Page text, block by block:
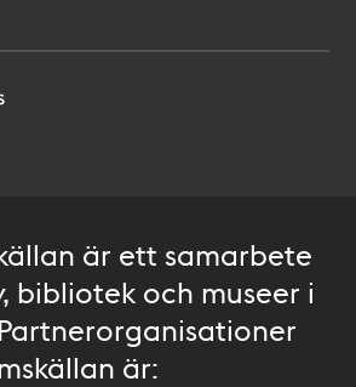
är ett samarbete
bibliotek och museer i
är: